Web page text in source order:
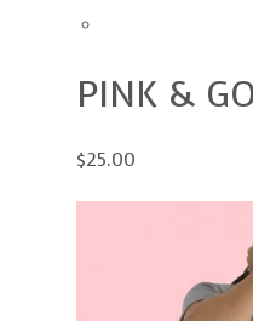
PINK &
$25.00